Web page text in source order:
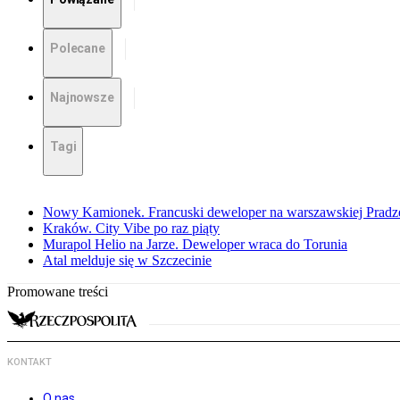
Polecane
Najnowsze
Tagi
Nowy Kamionek. Francuski deweloper na warszawskiej
Kraków. City Vibe po raz piąty
Murapol Helio na Jarze. Deweloper wraca do Torunia
Atal melduje się w Szczecinie
Promowane treści
KONTAKT